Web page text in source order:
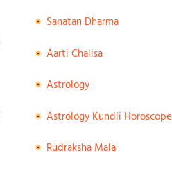
Sanatan Dharma
Aarti Chalisa
Astrology
Astrology Kundli Horoscope
Rudraksha Mala